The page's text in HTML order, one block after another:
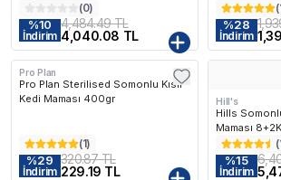
(0)
%10
İndirim
4,484.49 TL
4,040.08 TL
(
%28
İndirim
Pro Plan
Pro Plan Sterilised Somonlu Kısır
Kedi Maması 400gr
(1)
%29
İndirim
320.87 TL
229.19 TL
Hill's
Hills Somonlu
Maması
(
%15
İndirim